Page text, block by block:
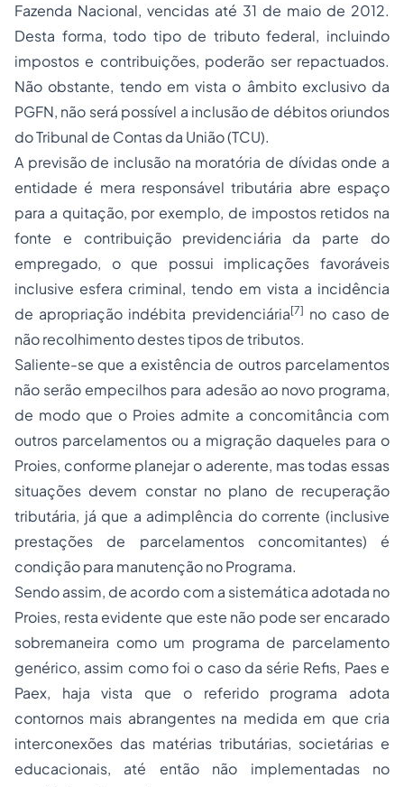
Fazenda Nacional, vencidas até 31 de maio de 2012.
Desta forma, todo tipo de tributo federal, incluindo
impostos e contribuições, poderão ser repactuados.
Não obstante, tendo em vista o âmbito exclusivo da
PGFN, não será possível a inclusão de débitos oriundos
doTribunal de Contasda União (TCU).
A previsão de inclusão na moratória de dívidas onde a
entidade é mera responsável tributária abre espaço
para a quitação, por exemplo, de impostos retidos na
fonte e contribuição previdenciária da parte do
empregado, o que possui implicações favoráveis
inclusive esfera criminal, tendo em vista a incidência
de apropriação indébita previdenciária[7] no caso de
não recolhimento destes tipos de tributos.
Saliente-se que a existência de outros parcelamentos
não serão empecilhos para adesão ao novo programa,
de modo que o Proies admite a concomitância com
outros parcelamentos ou a migração daqueles para o
Proies, conforme planejar o aderente, mas todas essas
situações devem constar no plano de recuperação
tributária, já que a adimplência do corrente (inclusive
prestações de parcelamentos concomitantes) é
condição para manutenção no Programa.
Sendo assim, de acordo com a sistemática adotada no
Proies, resta evidente que este não pode ser encarado
sobremaneira como um programa de parcelamento
genérico, assim como foi o caso da série Refis, Paes e
Paex, haja vista que o referido programa adota
contornos mais abrangentes na medida em que cria
interconexões das matérias tributárias, societárias e
educacionais, até então não implementadas no